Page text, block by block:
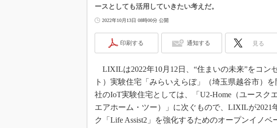
ースとしても活用していきたい考えだ。
2022年10月13日 08時00分 公開
印刷する 通知する 見る
LIXILは2022年10月12日、“住まいの未来”をコン
ト）実験住宅「みらいえらぼ」（埼玉県越谷市）
社のIoT実験住宅としては、「U2-Home（ユースク
エアホーム・ツー）」に次ぐもので、LIXILが2021
ク「Life Assist2」を強化するためのオープンイノ